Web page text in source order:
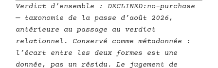
Verdict d’ensemble : DECLINED:no-purchase
— taxonomie de la passe d’août 2026,
antérieure au passage au verdict
relationnel. Conservé comme métadonnée :
l’écart entre les deux formes est une
donnée, pas un résidu. Le jugement de